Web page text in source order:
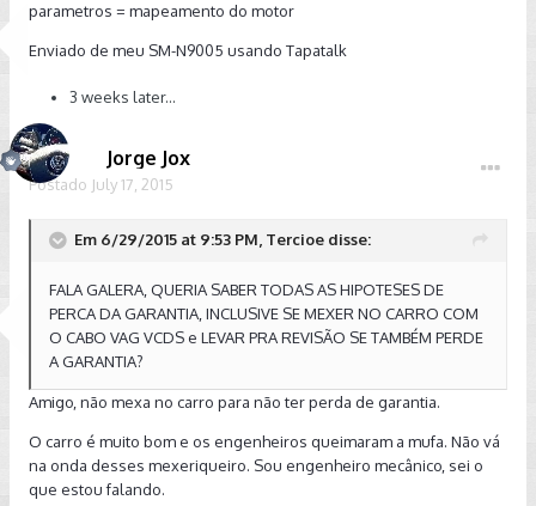
parametros = mapeamento do motor
Enviado de meu SM-N9005 usando Tapatalk
3 weeks later...
Jorge Jox
Postado July 17, 2015
Em 6/29/2015 at 9:53 PM, Tercioe disse:
FALA GALERA, QUERIA SABER TODAS AS HIPOTESES DE
PERCA DA GARANTIA, INCLUSIVE SE MEXER NO CARRO COM
O CABO VAG VCDS e LEVAR PRA REVISÃO SE TAMBÉM PERDE
A GARANTIA?
Amigo, não mexa no carro para não ter perda de garantia.
O carro é muito bom e os engenheiros queimaram a mufa. Não vá
na onda desses mexeriqueiro. Sou engenheiro mecânico, sei o
que estou falando.